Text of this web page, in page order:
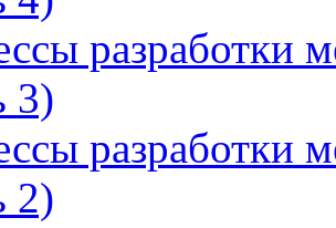
разработки
3)
разработки
2)